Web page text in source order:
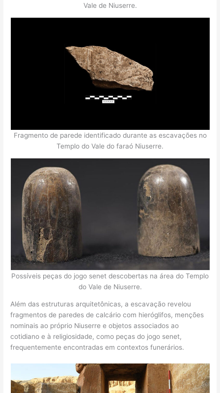
Vale de Niuserre.
Fragmento de parede identificado durante as escavações no
Templo do Vale do faraó Niuserre.
Possíveis peças do jogo senet descobertas na área do Templo
do Vale de Niuserre.
Além das estruturas arquitetônicas, a escavação revelou
fragmentos de paredes de calcário com hieróglifos, menções
nominais ao próprio Niuserre e objetos associados ao
cotidiano e à religiosidade, como peças do jogo senet,
frequentemente encontradas em contextos funerários.